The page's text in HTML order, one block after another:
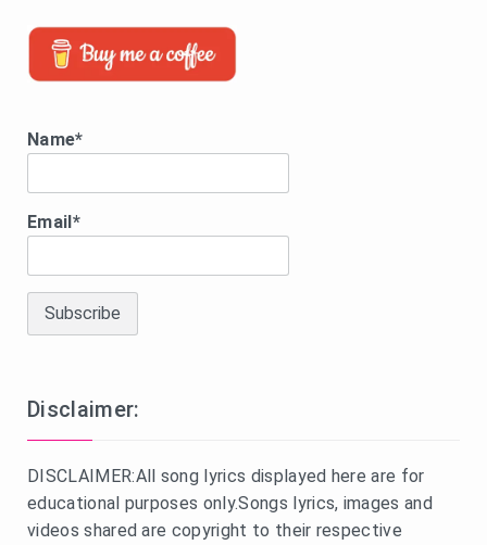
Name*
Email*
Disclaimer:
DISCLAIMER:All song lyrics displayed here are for
educational purposes only.Songs lyrics, images and
videos shared are copyright to their respective